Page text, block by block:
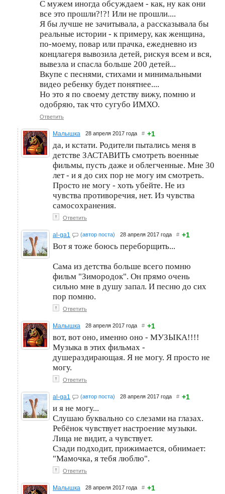
С мужем иногда обсуждаем - как, ну как они
все это прошли?!?! Или не прошли....
Я бы лучше не зачитывала, а рассказывала бы
реальные истории - к примеру, как женщина,
по-моему, повар или прачка, ежедневно из
концлагеря вывозила детей, рискуя всем и вся,
вывезла и спасла больше 200 детей...
Вкупе с песнями, стихами и минимальными
видео ребенку будет понятнее....
Но это я по своему детству вижу, помню и
одобряю, так что сугубо ИМХО.
Ответить
Малышка 28 апреля 2017 года # +1
да, и кстати. Родители пытались меня в
детстве ЗАСТАВИТЬ смотреть военные
фильмы, пусть даже и облегченные. Мне 30
лет - и я до сих пор не могу им смотреть.
Просто не могу - хоть убейте. Не из
чувства противоречия, нет. Из чувства
самосохранения.
↑ Ответить
al-ga1 (автор поста) 28 апреля 2017 года # +1
Вот я тоже боюсь переборщить...
Сама из детства больше всего помню
фильм "Зимородок". Он прямо очень
сильно мне в душу запал. И песню до сих
пор помню.
↑ Ответить
Малышка 28 апреля 2017 года # +1
вот, вот оно, именно оно - МУЗЫКА!!!!
Музыка в этих фильмах -
душераздирающая. Я не могу. Я просто не
могу.
↑ Ответить
al-ga1 (автор поста) 28 апреля 2017 года # +1
и я не могу...
Слушаю буквально со слезами на глазах.
Ребёнок чувствует настроение музыки.
Лица не видит, а чувствует.
Сзади подходит, прижимается, обнимает:
"Мамочка, я тебя люблю".
↑ Ответить
Малышка 28 апреля 2017 года # +1